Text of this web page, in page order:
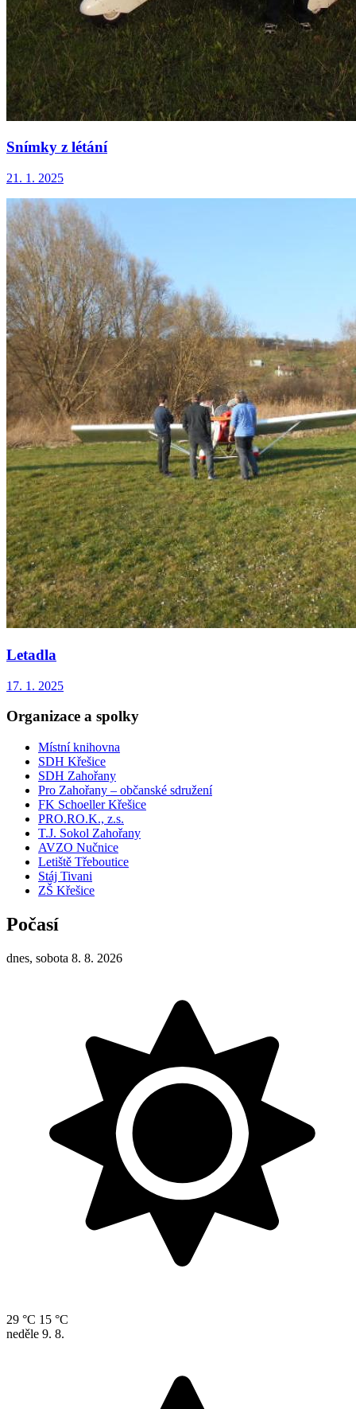
Snímky z létání
21. 1. 2025
Letadla
17. 1. 2025
Organizace a spolky
Místní knihovna
SDH Křešice
SDH Zahořany
Pro Zahořany – občanské sdružení
FK Schoeller Křešice
PRO.RO.K., z.s.
T.J. Sokol Zahořany
AVZO Nučnice
Letiště Třeboutice
Stáj Tivani
ZŠ Křešice
Počasí
dnes, sobota 8. 8. 2026
29 °C 15 °C
neděle 9. 8.